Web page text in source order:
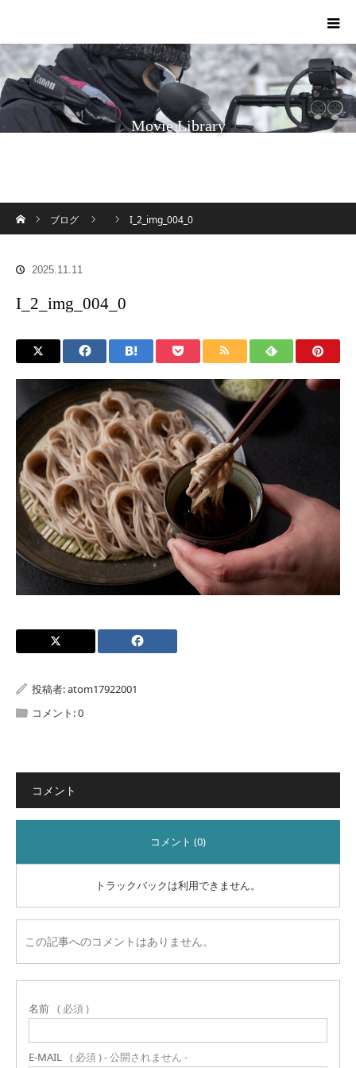
Movie Library
ブログ
I_2_img_004_0
2025.11.11
I_2_img_004_0
投稿者:atom17922001
コメント:0
コメント
コメント (0)
トラックバックは利用できません。
この記事へのコメントはありません。
名前 ( 必須 )
E-MAIL ( 必須 ) - 公開されません -